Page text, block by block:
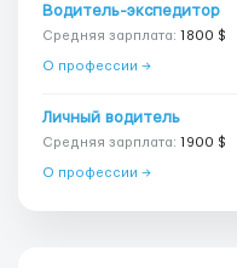
Водитель-экспедитор
Средняя зарплата: 1800 $
О профессии →
Личный водитель
Средняя зарплата: 1900 $
О профессии →